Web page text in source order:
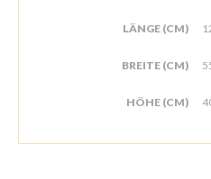
LÄNGE (CM)
BREITE (CM)
HÖHE (CM)